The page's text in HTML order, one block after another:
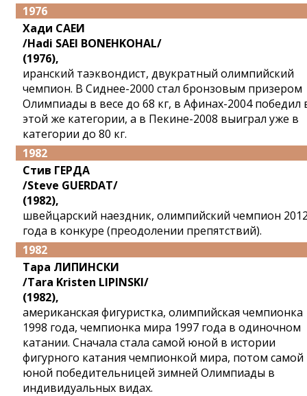
1976
Хади САЕИ
/Hadi SAEI BONEHKOHAL/
(1976),
иранский таэквондист, двукратный олимпийский
чемпион. В Сиднее-2000 стал бронзовым призером
Олимпиады в весе до 68 кг, в Афинах-2004 победил
этой же категории, а в Пекине-2008 выиграл уже в
категории до 80 кг.
1982
Стив ГЕРДА
/Steve GUERDAT/
(1982),
швейцарский наездник, олимпийский чемпион
года в конкуре (преодолении препятствий).
1982
Тара ЛИПИНСКИ
/Tara Kristen LIPINSKI/
(1982),
американская фигуристка, олимпийская чемпионка
1998 года, чемпионка мира 1997 года в одиночном
катании. Сначала стала самой юной в истории
фигурного катания чемпионкой мира, потом самой
юной победительницей зимней Олимпиады в
индивидуальных видах.